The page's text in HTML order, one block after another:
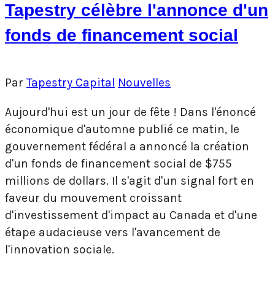
Tapestry célèbre l'annonce d'un
fonds de financement social
Par Tapestry Capital Nouvelles
Aujourd'hui est un jour de fête ! Dans l'énoncé
économique d'automne publié ce matin, le
gouvernement fédéral a annoncé la création
d'un fonds de financement social de $755
millions de dollars. Il s'agit d'un signal fort en
faveur du mouvement croissant
d'investissement d'impact au Canada et d'une
étape audacieuse vers l'avancement de
l'innovation sociale.